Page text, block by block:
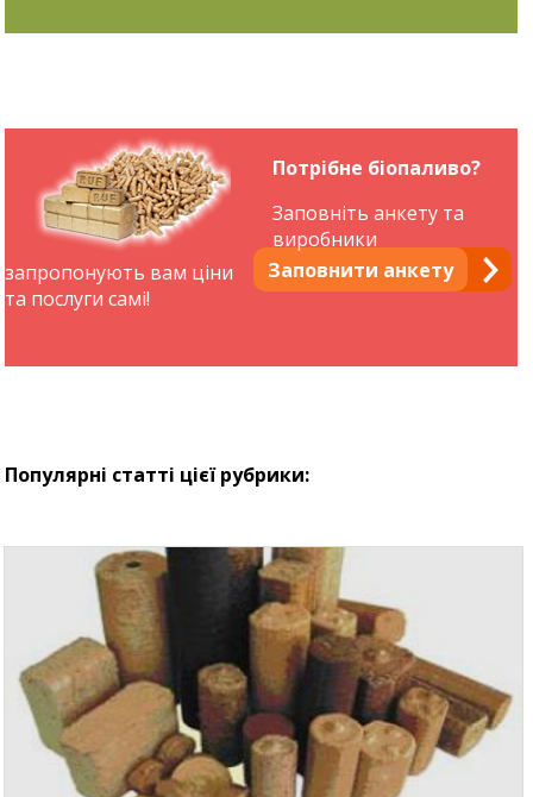
Потрібне біопаливо?
Заповнити анкету
Заповніть анкету та
виробники
запропонують вам ціни
та послуги самі!
Популярні статті цієї рубрики: